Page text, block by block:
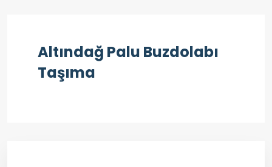
Altındağ Palu Buzdolabı
Taşıma